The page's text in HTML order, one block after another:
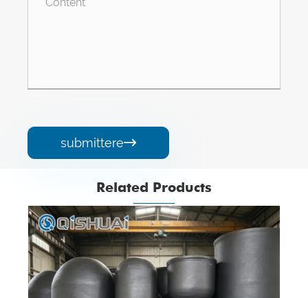
submittere
Related Products
Pii Carbide Plate
View More >>